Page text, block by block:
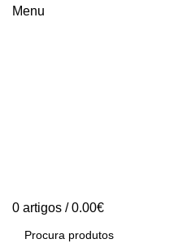
Menu
0 artigos / 0.00€